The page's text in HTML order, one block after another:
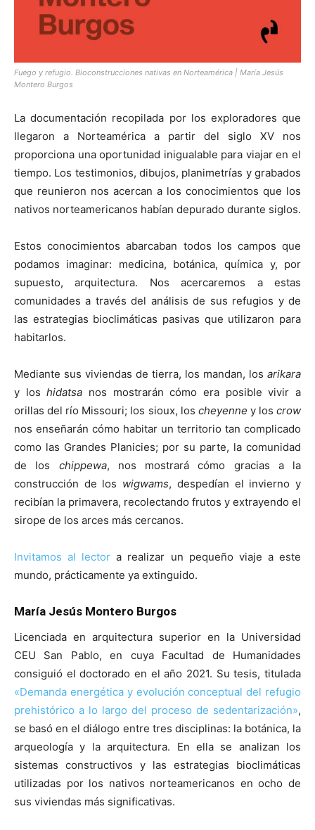
Fuego y refugio. Bioconstrucciones nativas en Norteamérica | María Jesús
Montero Burgos
La documentación recopilada por los exploradores que
llegaron a Norteamérica a partir del siglo XV nos
proporciona una oportunidad inigualable para viajar en el
tiempo. Los testimonios, dibujos, planimetrías y grabados
que reunieron nos acercan a los conocimientos que los
nativos norteamericanos habían depurado durante siglos.
Estos conocimientos abarcaban todos los campos que
podamos imaginar: medicina, botánica, química y, por
supuesto, arquitectura. Nos acercaremos a estas
comunidades a través del análisis de sus refugios y de
las estrategias bioclimáticas pasivas que utilizaron para
habitarlos.
Mediante sus viviendas de tierra, los mandan, los arikara
y loshidatsa nos mostrarán cómo era posible vivir a
orillas del río Missouri; los sioux, los cheyenne y loscrow
nos enseñarán cómo habitar un territorio tan complicado
como las Grandes Planicies; por su parte, la comunidad
de los chippewa, nos mostrará cómo gracias a la
construcción de los wigwams, despedían el invierno y
recibían la primavera, recolectando frutos y extrayendo el
sirope de los arces más cercanos.
Invitamos al lector a realizar un pequeño viaje a este
mundo, prácticamente ya extinguido.
María Jesús Montero Burgos
Licenciada en arquitectura superior en la Universidad
CEU San Pablo, en cuya Facultad de Humanidades
consiguió el doctorado en el año 2021. Su tesis, titulada
«Demanda energética y evolución conceptual del refugio
prehistórico a lo largo del proceso de sedentarización»,
se basó en el diálogo entre tres disciplinas: la botánica, la
arqueología y la arquitectura. En ella se analizan los
sistemas constructivos y las estrategias bioclimáticas
utilizadas por los nativos norteamericanos en ocho de
sus viviendas más significativas.